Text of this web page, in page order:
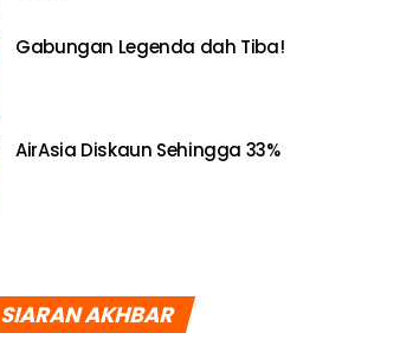
Gabungan Legenda dah Tiba!
AirAsia Diskaun Sehingga 33%
SIARAN AKHBAR